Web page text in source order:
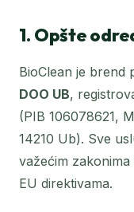
1. Opšte
BioClean je brend
DOO UB,
(PIB 106078621,
14210 Ub). Sve
važećim
EU direktivama.